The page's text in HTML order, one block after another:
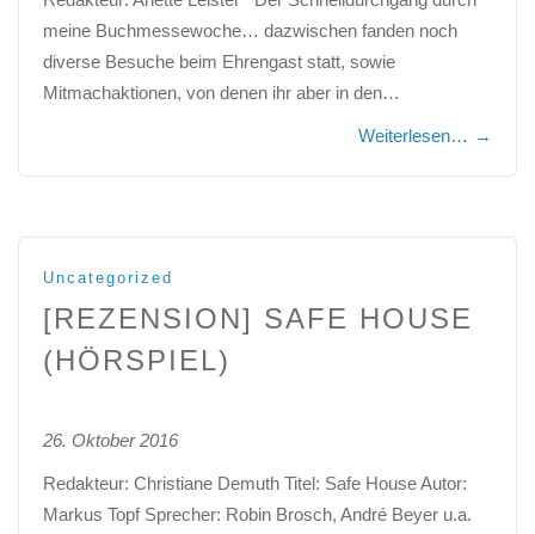
meine Buchmessewoche… dazwischen fanden noch
diverse Besuche beim Ehrengast statt, sowie
Mitmachaktionen, von denen ihr aber in den…
Weiterlesen… →
Uncategorized
[REZENSION] SAFE HOUSE
(HÖRSPIEL)
26. Oktober 2016
Redakteur: Christiane Demuth Titel: Safe House Autor:
Markus Topf Sprecher: Robin Brosch, André Beyer u.a.